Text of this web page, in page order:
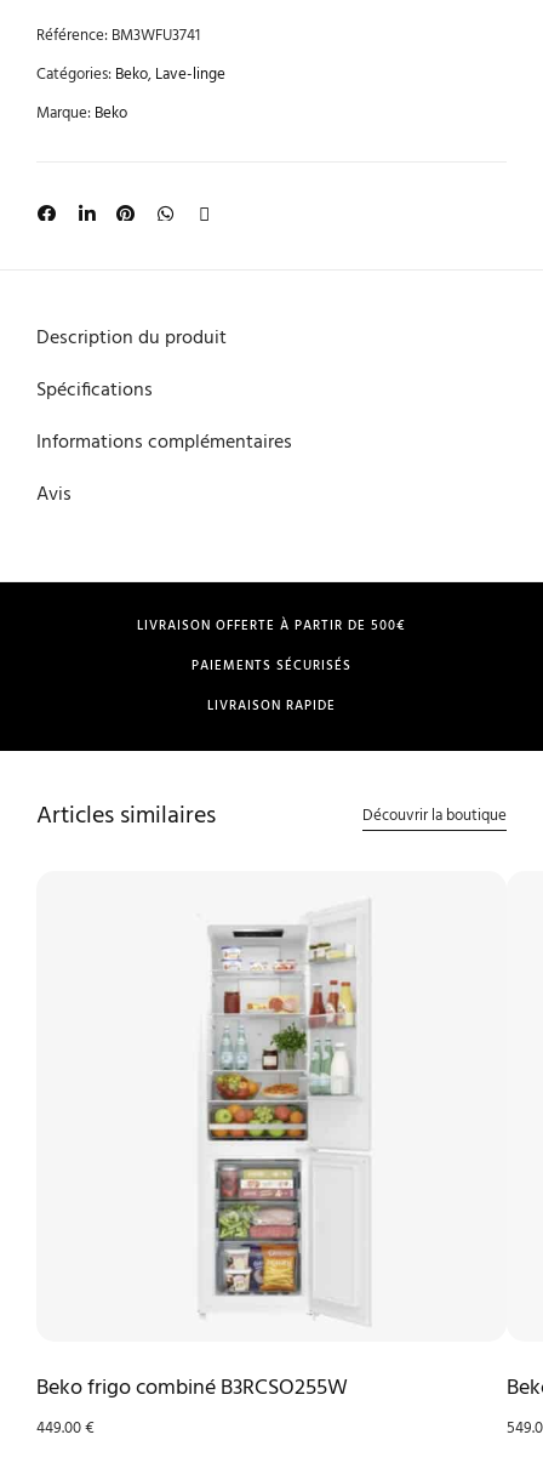
Référence:BM3WFU3741
Catégories:Beko,Lave-linge
Marque:Beko
Description du produit
Spécifications
Informations complémentaires
Avis
LIVRAISON OFFERTE À PARTIR DE 500€
PAIEMENTS SÉCURISÉS
LIVRAISON RAPIDE
Articles similaires Découvrir la boutique
Beko frigo combiné B3RCSO255W
449.00€